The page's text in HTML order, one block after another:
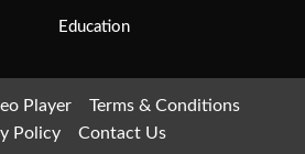
Education
Player
Terms & Conditions
Policy
Contact Us